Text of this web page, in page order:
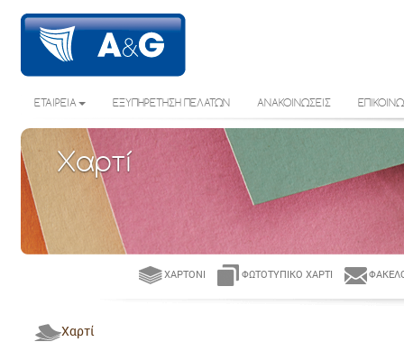
ΕΤΑΙΡΕΙΑ ΕΞΥΠΗΡΕΤΗΣΗ ΠΕΛΑΤΩΝ ΑΝΑΚΟΙΝΩΣΕΙΣ
Χαρτί
ΧΑΡΤΌΝΙ ΦΩΤΟΤΥΠΙΚΌ ΧΑΡΤΊ
Χαρτί